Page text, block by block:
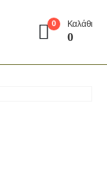
0 Καλάθι
0